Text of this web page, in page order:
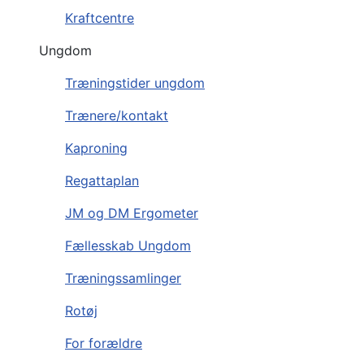
Kraftcentre
Ungdom
Træningstider ungdom
Trænere/kontakt
Kaproning
Regattaplan
JM og DM Ergometer
Fællesskab Ungdom
Træningssamlinger
Rotøj
For forældre